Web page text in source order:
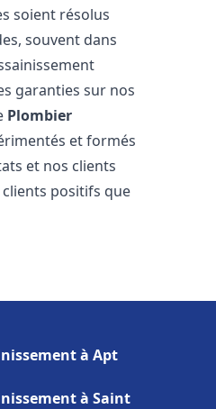
soient résolus
souvent dans
garanties sur nos
Plombier
et formés
et nos clients
positifs que
à Apt
à Saint